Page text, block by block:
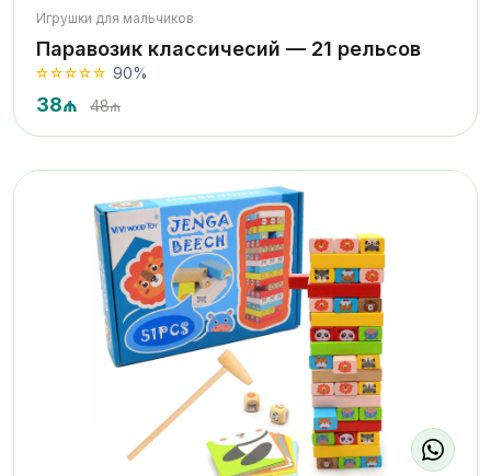
Игрушки для мальчиков
Паравозик классичесий — 21 рельсов
90%
38₼ 48₼